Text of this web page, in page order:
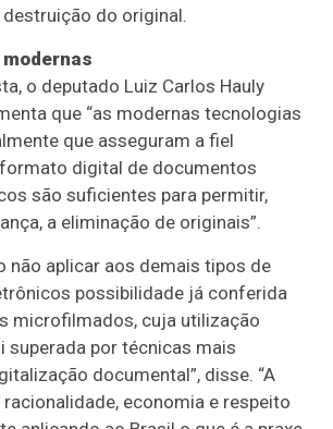
do original.
o deputado Luiz Carlos Hauly
que “as modernas tecnologias
que asseguram a fiel
digital de documentos
são suficientes para permitir,
a eliminação de originais”.
não aplicar aos demais tipos de
possibilidade já conferida
microfilmados, cuja utilização
superada por técnicas mais
documental”, disse. “A
economia e respeito